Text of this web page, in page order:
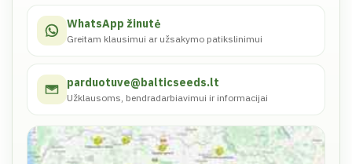
WhatsApp žinutė
Greitam klausimui ar užsakymo patikslinimui
parduotuve@balticseeds.lt
Užklausoms, bendradarbiavimui ir informacijai